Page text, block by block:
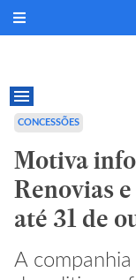
CONCESSÕES
Motiva
Renovias
até 31 de
A